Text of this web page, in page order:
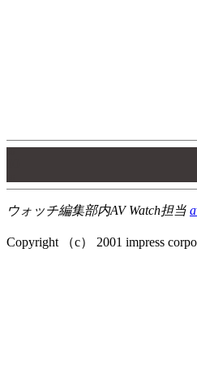
ウォッチ編集部内AV Watch担当
Copyright （c） 2001 impress